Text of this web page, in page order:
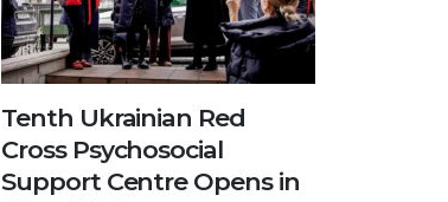
Tenth Ukrainian Red
Cross Psychosocial
Support Centre Opens in